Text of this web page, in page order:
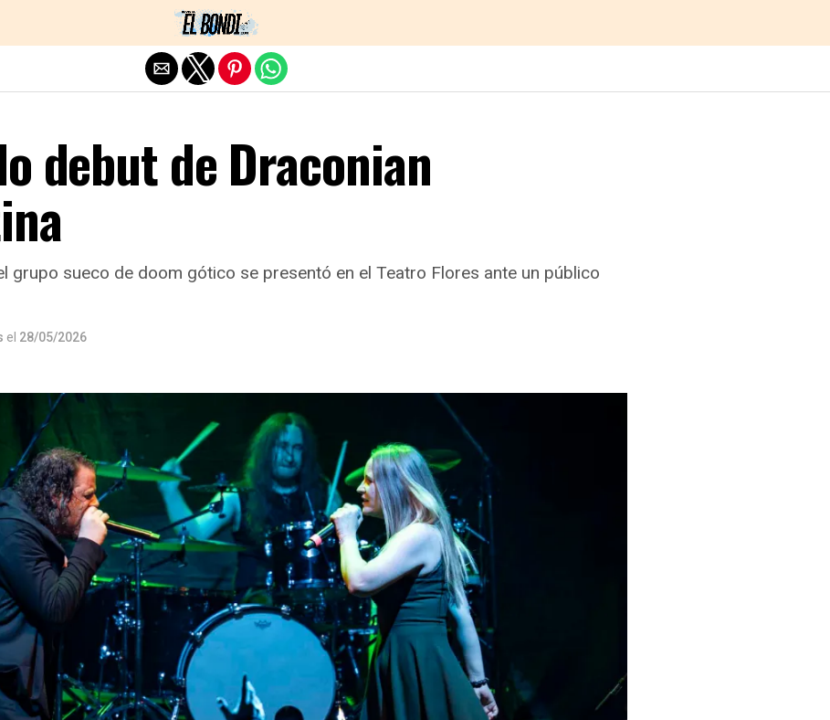
debut de Draconian
grupo sueco de doom gótico se presentó en el Teatro Flores ante un público
el 28/05/2026
Exit mobile version